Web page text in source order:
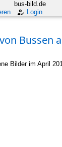
bus-bild.de
Login
Bussen
Bilder im April